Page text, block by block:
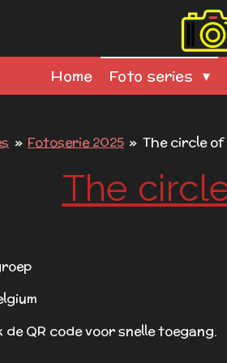
Home Foto series
» Fotoserie 2025 » The circle of
The
QR code voor snelle toegang.